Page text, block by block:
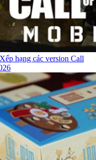
hạng các version Call